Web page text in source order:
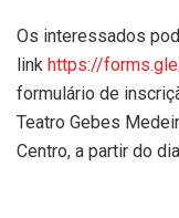
Os interessados
link https://
formulário de
Teatro Gebes
Centro, a partir do